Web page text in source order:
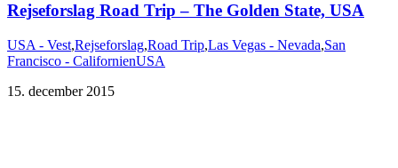
Rejseforslag Road Trip – The Golden State, USA
USA - Vest,Rejseforslag,Road Trip,Las Vegas - Nevada,San
Francisco - CalifornienUSA
15. december 2015